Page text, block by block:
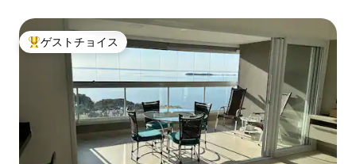
大好評のゲストチョイスです。
ゲストチョイス